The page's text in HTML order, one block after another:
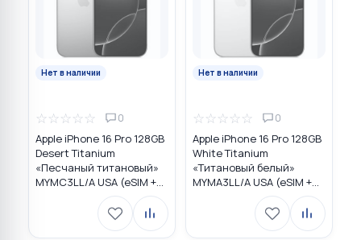
Нет в наличии
☆☆☆☆☆ 0
Apple iPhone 16 Pro 128GB
Desert Titanium
«Песчаный титановый»
MYMC3LL/A USA (eSIM +
Нет в наличии
☆☆☆☆☆ 0
Apple iPhone 16 Pro 128GB
White Titanium
«Титановый белый»
MYMA3LL/A USA (eSIM +